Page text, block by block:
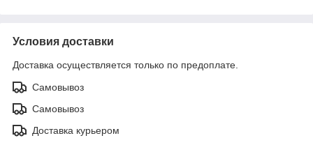
Условия доставки
Доставка осуществляется только по предоплате.
Самовывоз
Самовывоз
Доставка курьером